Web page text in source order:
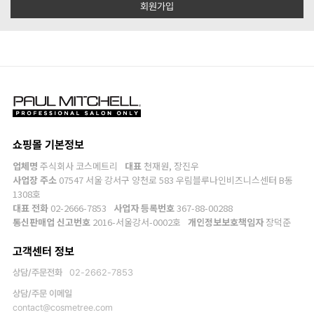
회원가입
쇼핑몰 기본정보
업체명 주식회사 코스메트리 대표 천재원, 장진우
사업장 주소 07547 서울 강서구 양천로 583 우림블루나인비즈니스센터 B동
1308호
대표 전화 02-2666-7853 사업자 등록번호367-88-00288
통신판매업 신고번호 2016-서울강서-0002호 개인정보보호책임자 장덕준
고객센터 정보
상담/주문전화
02-2662-7853
상담/주문 이메일
contact@cosmetree.com